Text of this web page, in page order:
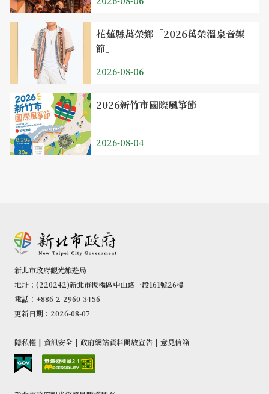
花蓮縣萬榮鄉「2026萬榮溫泉音樂
節」
2026-08-06
2026新竹市國際風箏節
2026-08-04
新北市政府觀光旅遊局
地址：(220242)新北市板橋區中山路一段161號26樓
電話：+886-2-2960-3456
更新日期：2026-08-07
隱私權 | 資訊安全 | 政府網站資料開放宣告 | 意見信箱